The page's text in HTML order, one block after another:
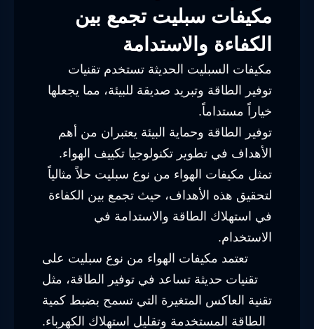
مكيفات سبليت تجمع بين
الكفاءة والاستدامة
مكيفات السبليت الحديثة تستخدم تقنيات
توفير الطاقة وتبريد صديقة للبيئة، مما يجعلها
خياراً مستداماً.
توفير الطاقة وحماية البيئة يعتبران من أهم
الأهداف في تطوير تكنولوجيا تكييف الهواء.
تمثل مكيفات الهواء من نوع سبليت حلاً مثالياً
لتحقيق هذه الأهداف، حيث تجمع بين الكفاءة
في استهلاك الطاقة والاستدامة في
الاستخدام.
تعتمد مكيفات الهواء من نوع سبليت على
تقنيات حديثة تساعد في توفير الطاقة، مثل
تقنية العاكس المتغيرة التي تسمح بضبط كمية
الطاقة المستخدمة وتقليل استهلاك الكهرباء.